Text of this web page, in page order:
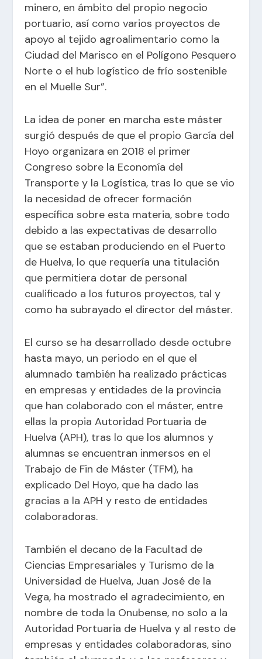
minero, en ámbito del propio negocio
portuario, así como varios proyectos de
apoyo al tejido agroalimentario como la
Ciudad del Marisco en el Polígono Pesquero
Norte o el hub logístico de frío sostenible
en el Muelle Sur”.
La idea de poner en marcha este máster
surgió después de que el propio García del
Hoyo organizara en 2018 el primer
Congreso sobre la Economía del
Transporte y la Logística, tras lo que se vio
la necesidad de ofrecer formación
específica sobre esta materia, sobre todo
debido a las expectativas de desarrollo
que se estaban produciendo en el Puerto
de Huelva, lo que requería una titulación
que permitiera dotar de personal
cualificado a los futuros proyectos, tal y
como ha subrayado el director del máster.
El curso se ha desarrollado desde octubre
hasta mayo, un periodo en el que el
alumnado también ha realizado prácticas
en empresas y entidades de la provincia
que han colaborado con el máster, entre
ellas la propia Autoridad Portuaria de
Huelva (APH), tras lo que los alumnos y
alumnas se encuentran inmersos en el
Trabajo de Fin de Máster (TFM), ha
explicado Del Hoyo, que ha dado las
gracias a la APH y resto de entidades
colaboradoras.
También el decano de la Facultad de
Ciencias Empresariales y Turismo de la
Universidad de Huelva, Juan José de la
Vega, ha mostrado el agradecimiento, en
nombre de toda la Onubense, no solo a la
Autoridad Portuaria de Huelva y al resto de
empresas y entidades colaboradoras, sino